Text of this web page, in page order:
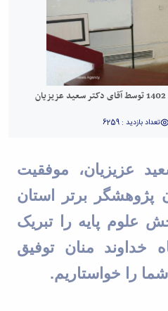
تعداد بازدید : 6259
عزیزیان، موفقیت
برتر استان
در بخش علوم پایه را تبریک
خداوند منان توفیق
را خواستاریم.